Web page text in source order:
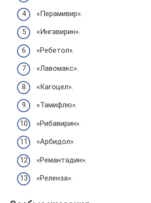
«Перамивир».
«Ингавирин».
«Ребетол».
«Лавомакс».
«Кагоцел».
«Тамифлю».
«Рибавирин».
«Арбидол».
«Ремантадин».
«Реленза».